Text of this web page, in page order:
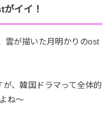
イイ！
雲が描いた月明かりのost
、韓国ドラマって全体的
ね～